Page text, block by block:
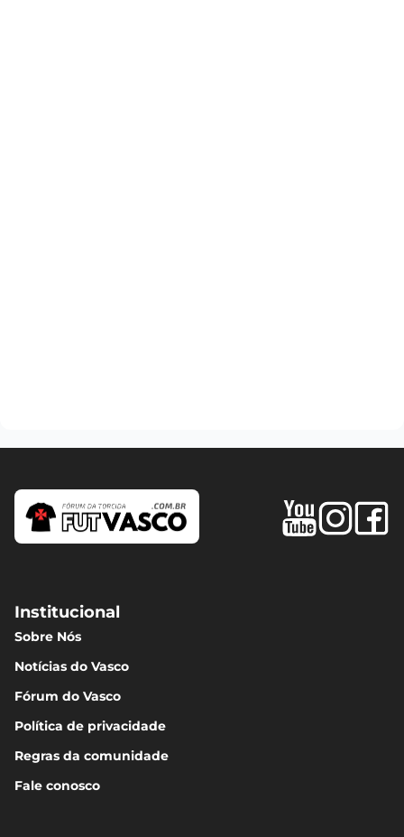
Institucional
Sobre Nós
Notícias do Vasco
Fórum do Vasco
Política de privacidade
Regras da comunidade
Fale conosco